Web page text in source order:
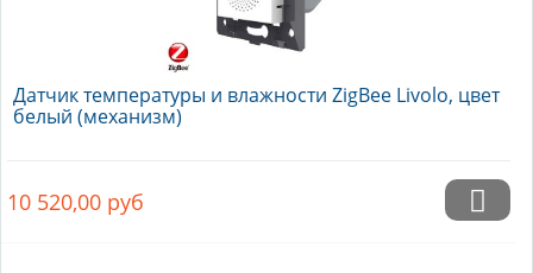
Датчик температуры и влажности ZigBee Livolo, цвет
белый (механизм)
10 520,00 руб